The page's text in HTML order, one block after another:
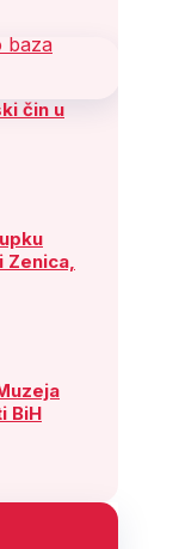
čin u
BiH